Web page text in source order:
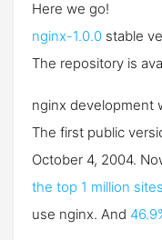
Here we go!
nginx-1.0.0 stable
The repository is
nginx development
The first public
October 4, 2004.
the top 1 million
use nginx. And